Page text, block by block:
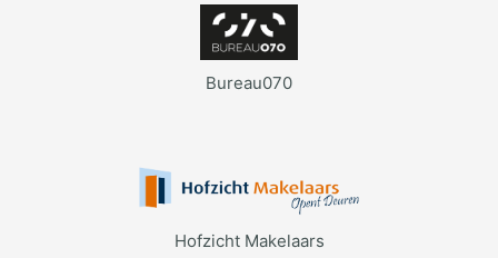
Bureau070
Hofzicht Makelaars